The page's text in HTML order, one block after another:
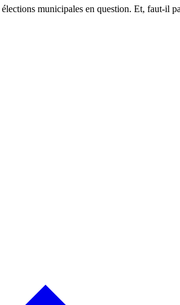
municipales en question. Et, faut-il